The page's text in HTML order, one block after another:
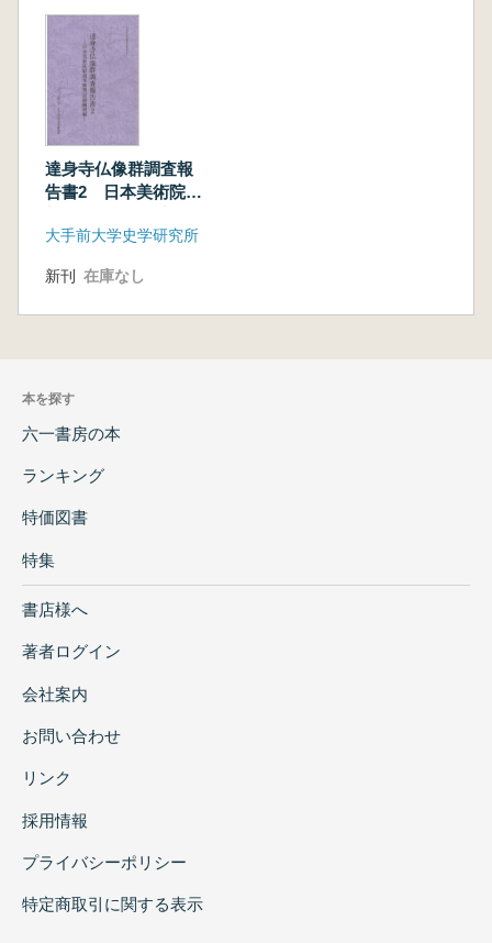
達身寺仏像群調査報
告書2 日本美術院彫
大手前大学史学研究所
新刊 在庫なし
本を探す
六一書房の本
ランキング
特価図書
特集
書店様へ
著者ログイン
会社案内
お問い合わせ
リンク
採用情報
プライバシーポリシー
特定商取引に関する表示